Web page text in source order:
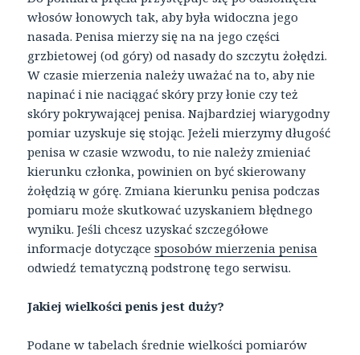
włosów łonowych tak, aby była widoczna jego
nasada. Penisa mierzy się na na jego części
grzbietowej (od góry) od nasady do szczytu żołędzi.
W czasie mierzenia należy uważać na to, aby nie
napinać i nie naciągać skóry przy łonie czy też
skóry pokrywającej penisa. Najbardziej wiarygodny
pomiar uzyskuje się stojąc. Jeżeli mierzymy długość
penisa w czasie wzwodu, to nie należy zmieniać
kierunku członka, powinien on być skierowany
żołędzią w górę. Zmiana kierunku penisa podczas
pomiaru może skutkować uzyskaniem błędnego
wyniku. Jeśli chcesz uzyskać szczegółowe
informacje dotyczącesposobów mierzenia penisa
odwiedź tematyczną podstronę tego serwisu.
Jakiej wielkości penis jest duży?
Podane w tabelach średnie wielkości pomiarów